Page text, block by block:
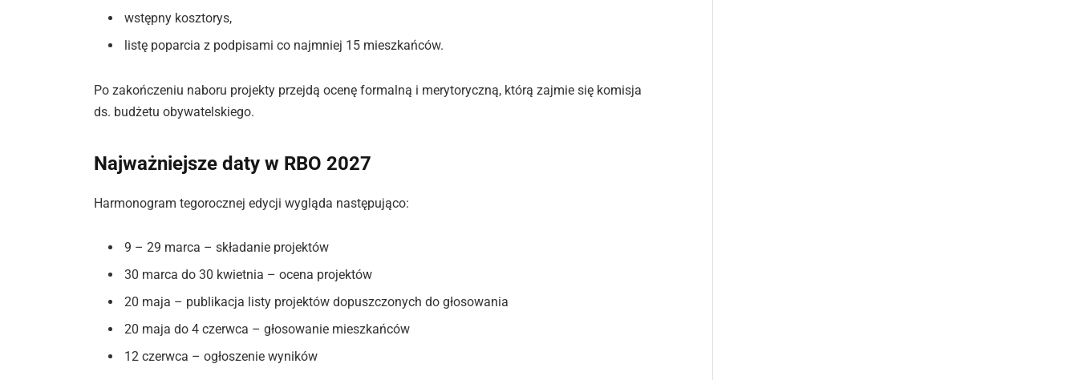
wstępny kosztorys,
listę poparcia z podpisami co najmniej 15 mieszkańców.
Po zakończeniu naboru projekty przejdą ocenę formalną i merytoryczną, którą zajmie się komisja
ds. budżetu obywatelskiego.
Najważniejsze daty w RBO 2027
Harmonogram tegorocznej edycji wygląda następująco:
9 – 29 marca – składanie projektów
30 marca do 30 kwietnia – ocena projektów
20 maja – publikacja listy projektów dopuszczonych do głosowania
20 maja do 4 czerwca – głosowanie mieszkańców
12 czerwca – ogłoszenie wyników